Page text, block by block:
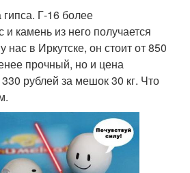
Г-16 более
камень из него получается
нас в Иркутске, он стоит от 850
прочный, но и цена
рублей за мешок 30 кг. Что